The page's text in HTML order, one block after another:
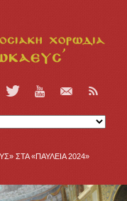
ΣΤΑ «ΠΑΥΛΕΙΑ 2024»